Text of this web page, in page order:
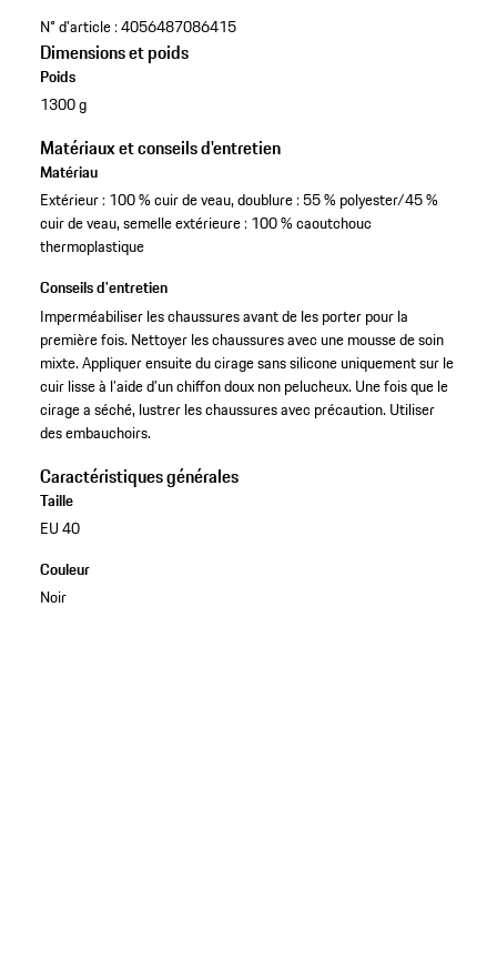
N° d'article :4056487086415
Dimensions et poids
Poids
1300 g
Matériaux et conseils d'entretien
Matériau
Extérieur : 100 % cuir de veau, doublure : 55 % polyester/45 %
cuir de veau, semelle extérieure : 100 % caoutchouc
thermoplastique
Conseils d'entretien
Imperméabiliser les chaussures avant de les porter pour la
première fois. Nettoyer les chaussures avec une mousse de soin
mixte. Appliquer ensuite du cirage sans silicone uniquement sur le
cuir lisse à l’aide d’un chiffon doux non pelucheux. Une fois que le
cirage a séché, lustrer les chaussures avec précaution. Utiliser
des embauchoirs.
Caractéristiques générales
Taille
EU 40
Couleur
Noir